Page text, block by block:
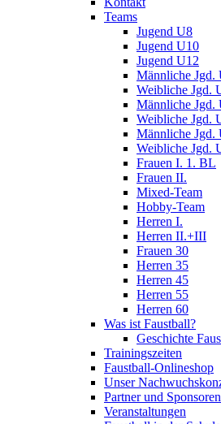
Teams
Jugend U8
Jugend U10
Jugend U12
Männliche Jgd.
Weibliche Jgd.
Männliche Jgd.
Weibliche Jgd.
Männliche Jgd.
Weibliche Jgd.
Frauen I. 1. BL
Frauen II.
Mixed-Team
Hobby-Team
Herren I.
Herren II.+III
Frauen 30
Herren 35
Herren 45
Herren 55
Herren 60
Was ist Faustball?
Geschichte
Trainingszeiten
Faustball-Onlineshop
Unser
Partner und Sponsoren
Veranstaltungen